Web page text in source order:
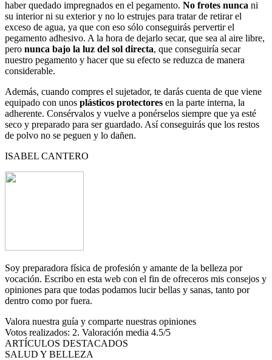
haber quedado impregnados en el pegamento. No frotes nunca ni
su interior ni su exterior y no lo estrujes para tratar de retirar el
exceso de agua, ya que con eso sólo conseguirás pervertir el
pegamento adhesivo. A la hora de dejarlo secar, que sea al aire libre,
pero nunca bajo la luz del sol directa, que conseguiría secar
nuestro pegamento y hacer que su efecto se reduzca de manera
considerable.
Además, cuando compres el sujetador, te darás cuenta de que viene
equipado con unos plásticos protectores en la parte interna, la
adherente. Consérvalos y vuelve a ponérselos siempre que ya esté
seco y preparado para ser guardado. Así conseguirás que los restos
de polvo no se peguen y lo dañen.
ISABEL CANTERO
Soy preparadora física de profesión y amante de la belleza por
vocación. Escribo en esta web con el fin de ofreceros mis consejos y
opiniones para que todas podamos lucir bellas y sanas, tanto por
dentro como por fuera.
Valora nuestra guía y comparte nuestras opiniones
Votos realizados: 2. Valoración media 4.5/5
ARTÍCULOS DESTACADOS
SALUD Y BELLEZA